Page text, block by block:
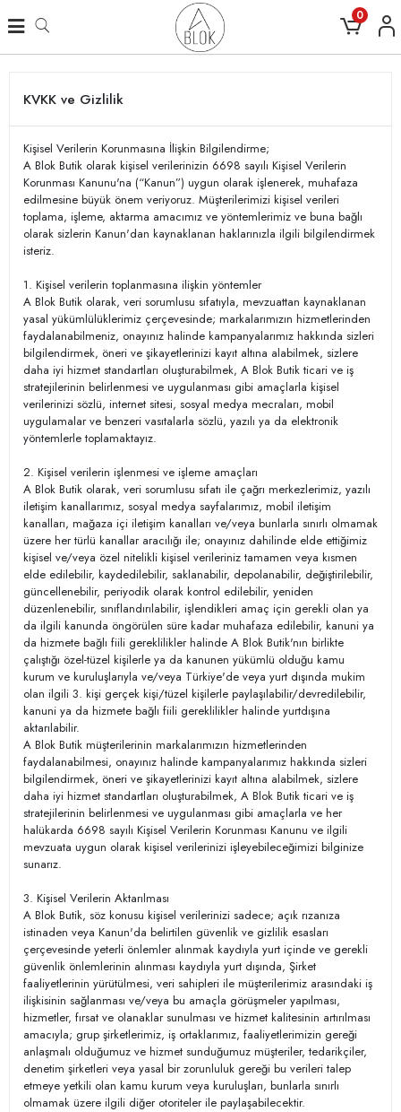
0
KVKK ve Gizlilik
Kişisel Verilerin Korunmasına İlişkin Bilgilendirme;
A Blok Butik olarak kişisel verilerinizin 6698 sayılı Kişisel Verilerin
Korunması Kanunu'na (“Kanun”) uygun olarak işlenerek, muhafaza
edilmesine büyük önem veriyoruz. Müşterilerimizi kişisel verileri
toplama, işleme, aktarma amacımız ve yöntemlerimiz ve buna bağlı
olarak sizlerin Kanun'dan kaynaklanan haklarınızla ilgili bilgilendirmek
isteriz.
1. Kişisel verilerin toplanmasına ilişkin yöntemler
A Blok Butik olarak, veri sorumlusu sıfatıyla, mevzuattan kaynaklanan
yasal yükümlülüklerimiz çerçevesinde; markalarımızın hizmetlerinden
faydalanabilmeniz, onayınız halinde kampanyalarımız hakkında sizleri
bilgilendirmek, öneri ve şikayetlerinizi kayıt altına alabilmek, sizlere
daha iyi hizmet standartları oluşturabilmek, A Blok Butik ticari ve iş
stratejilerinin belirlenmesi ve uygulanması gibi amaçlarla kişisel
verilerinizi sözlü, internet sitesi, sosyal medya mecraları, mobil
uygulamalar ve benzeri vasıtalarla sözlü, yazılı ya da elektronik
yöntemlerle toplamaktayız.
2. Kişisel verilerin işlenmesi ve işleme amaçları
A Blok Butik olarak, veri sorumlusu sıfatı ile çağrı merkezlerimiz, yazılı
iletişim kanallarımız, sosyal medya sayfalarımız, mobil iletişim
kanalları, mağaza içi iletişim kanalları ve/veya bunlarla sınırlı olmamak
üzere her türlü kanallar aracılığı ile; onayınız dahilinde elde ettiğimiz
kişisel ve/veya özel nitelikli kişisel verileriniz tamamen veya kısmen
elde edilebilir, kaydedilebilir, saklanabilir, depolanabilir, değiştirilebilir,
güncellenebilir, periyodik olarak kontrol edilebilir, yeniden
düzenlenebilir, sınıflandırılabilir, işlendikleri amaç için gerekli olan ya
da ilgili kanunda öngörülen süre kadar muhafaza edilebilir, kanuni ya
da hizmete bağlı fiili gereklilikler halinde A Blok Butik'nın birlikte
çalıştığı özel-tüzel kişilerle ya da kanunen yükümlü olduğu kamu
kurum ve kuruluşlarıyla ve/veya Türkiye'de veya yurt dışında mukim
olan ilgili 3. kişi gerçek kişi/tüzel kişilerle paylaşılabilir/devredilebilir,
kanuni ya da hizmete bağlı fiili gereklilikler halinde yurtdışına
aktarılabilir.
A Blok Butik müşterilerinin markalarımızın hizmetlerinden
faydalanabilmesi, onayınız halinde kampanyalarımız hakkında sizleri
bilgilendirmek, öneri ve şikayetlerinizi kayıt altına alabilmek, sizlere
daha iyi hizmet standartları oluşturabilmek, A Blok Butik ticari ve iş
stratejilerinin belirlenmesi ve uygulanması gibi amaçlarla ve her
halükarda 6698 sayılı Kişisel Verilerin Korunması Kanunu ve ilgili
mevzuata uygun olarak kişisel verilerinizi işleyebileceğimizi bilginize
sunarız.
3. Kişisel Verilerin Aktarılması
A Blok Butik, söz konusu kişisel verilerinizi sadece; açık rızanıza
istinaden veya Kanun'da belirtilen güvenlik ve gizlilik esasları
çerçevesinde yeterli önlemler alınmak kaydıyla yurt içinde ve gerekli
güvenlik önlemlerinin alınması kaydıyla yurt dışında, Şirket
faaliyetlerinin yürütülmesi, veri sahipleri ile müşterilerimiz arasındaki iş
ilişkisinin sağlanması ve/veya bu amaçla görüşmeler yapılması,
hizmetler, fırsat ve olanaklar sunulması ve hizmet kalitesinin artırılması
amacıyla; grup şirketlerimiz, iş ortaklarımız, faaliyetlerimizin gereği
anlaşmalı olduğumuz ve hizmet sunduğumuz müşteriler, tedarikçiler,
denetim şirketleri veya yasal bir zorunluluk gereği bu verileri talep
etmeye yetkili olan kamu kurum veya kuruluşları, bunlarla sınırlı
olmamak üzere ilgili diğer otoriteler ile paylaşabilecektir.